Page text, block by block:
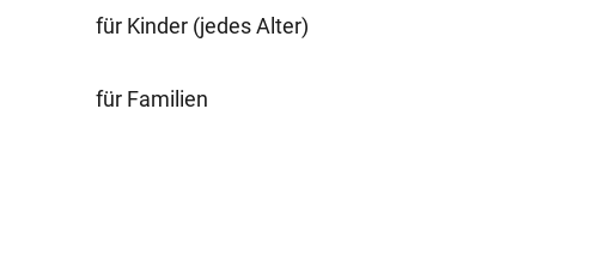
für Kinder (jedes Alter)
für Familien